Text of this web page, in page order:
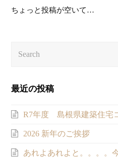
ちょっと投稿が空いて…
最近の投稿
R7年度 島根県建築住宅
2026 新年のご挨拶
あれよあれよと。。。。